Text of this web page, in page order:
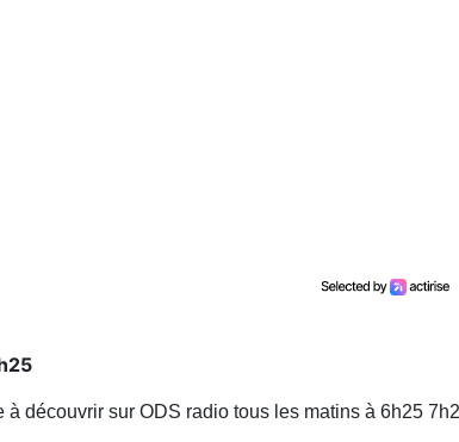
à découvrir sur ODS radio tous les matins à 6h25